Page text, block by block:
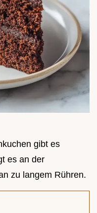
gibt es
es an der
zu langem Rühren.